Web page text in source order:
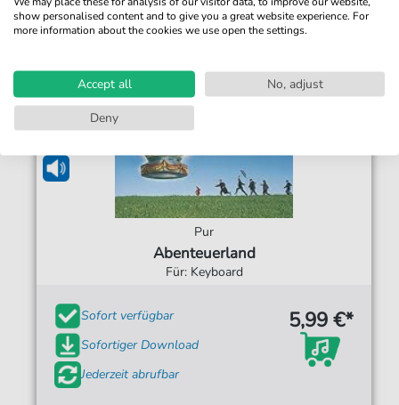
Pur
Abenteuerland
Für: Keyboard
Sofort verfügbar
Sofortiger Download
Jederzeit abrufbar
5,99 €*
show personalised content and to give you a great website experience. For
more information about the cookies we use open the settings.
Accept all
No, adjust
Deny